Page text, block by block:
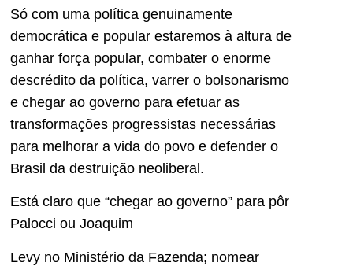
Só com uma política genuinamente
democrática e popular estaremos à altura de
ganhar força popular, combater o enorme
descrédito da política, varrer o bolsonarismo
e chegar ao governo para efetuar as
transformações progressistas necessárias
para melhorar a vida do povo e defender o
Brasil da destruição neoliberal.
Está claro que “chegar ao governo” para pôr
Palocci ou Joaquim
Levy no Ministério da Fazenda; nomear